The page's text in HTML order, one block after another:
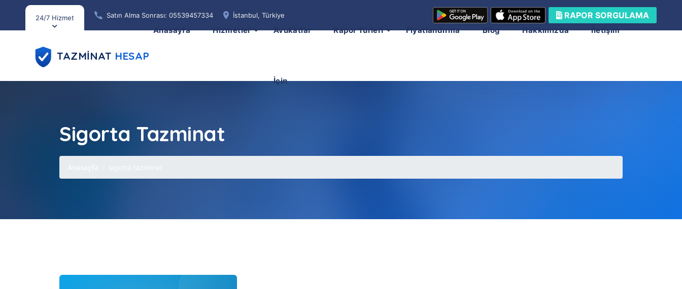
24/7 Hizmet Satın Alma Sonrası: 05539457334 İstanbul, Türkiye RAPOR SORGULAMA
TAZMİNAT HESAP
Anasayfa Hizmetler Avukatlar
İçin
Rapor Türleri Fiyatlandırma Blog Hakkımızda İletişim
Sigorta Tazminat